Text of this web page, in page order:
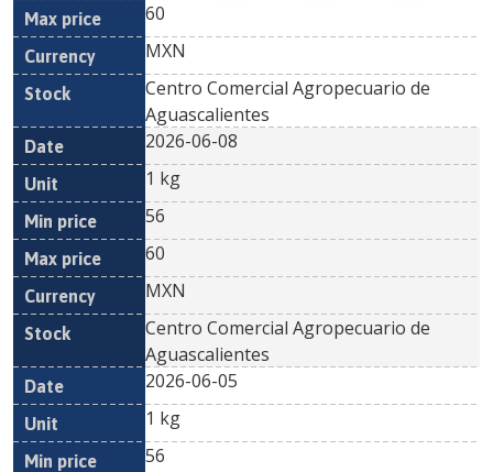
60
MXN
Centro Comercial Agropecuario de
Aguascalientes
2026-06-08
1 kg
56
60
MXN
Centro Comercial Agropecuario de
Aguascalientes
2026-06-05
1 kg
56